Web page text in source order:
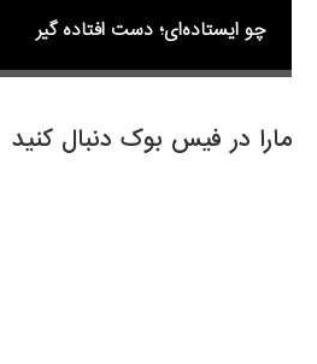
چو ایستاده‌ای؛ دست افتاده گیر
مارا در فیس بوک دنبال کنید